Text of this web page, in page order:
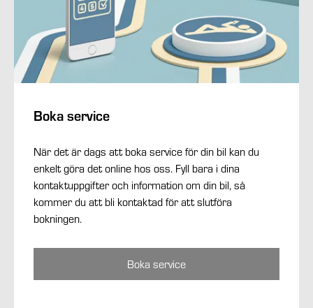
Boka service
När det är dags att boka service för din bil kan du
enkelt göra det online hos oss. Fyll bara i dina
kontaktuppgifter och information om din bil, så
kommer du att bli kontaktad för att slutföra
bokningen.
Boka service